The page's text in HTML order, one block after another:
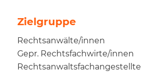
Zielgruppe
Rechtsanwälte/innen
Gepr. Rechtsfachwirte/innen
Rechtsanwaltsfachangestellte